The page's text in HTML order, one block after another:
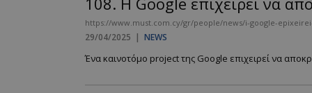
https://www.must.com.cy/gr/people/news/i-google-
29/04/2025 | NEWS
Ένα καινοτόμο project της Google επιχειρεί να